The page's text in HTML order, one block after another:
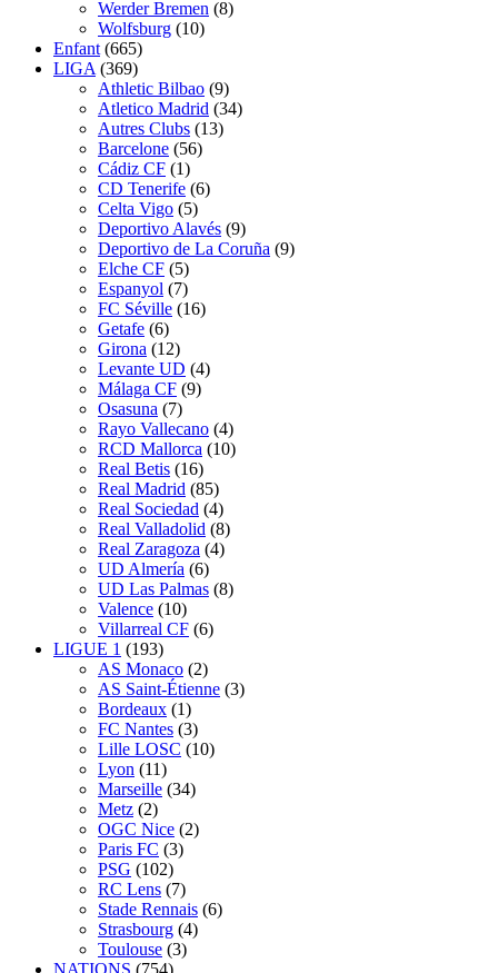
Werder Bremen (8)
Wolfsburg (10)
Enfant (665)
LIGA (369)
Athletic Bilbao (9)
Atletico Madrid (34)
Autres Clubs (13)
Barcelone (56)
Cádiz CF (1)
CD Tenerife (6)
Celta Vigo (5)
Deportivo Alavés (9)
Deportivo de La Coruña (9)
Elche CF (5)
Espanyol (7)
FC Séville (16)
Getafe (6)
Girona (12)
Levante UD (4)
Málaga CF (9)
Osasuna (7)
Rayo Vallecano (4)
RCD Mallorca (10)
Real Betis (16)
Real Madrid (85)
Real Sociedad (4)
Real Valladolid (8)
Real Zaragoza (4)
UD Almería (6)
UD Las Palmas (8)
Valence (10)
Villarreal CF (6)
LIGUE 1 (193)
AS Monaco (2)
AS Saint-Étienne (3)
Bordeaux (1)
FC Nantes (3)
Lille LOSC (10)
Lyon (11)
Marseille (34)
Metz (2)
OGC Nice (2)
Paris FC (3)
PSG (102)
RC Lens (7)
Stade Rennais (6)
Strasbourg (4)
Toulouse (3)